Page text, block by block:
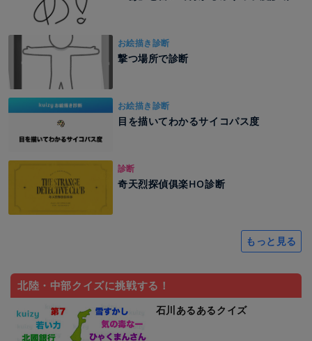
お絵描き診断
撃つ場所で診断
お絵描き診断
目を描いてわかるサイコパス度
診断
奇天烈探偵俱楽HO診断
もっと見る
北陸・中部クイズに挑戦する！
石川あるあるクイズ